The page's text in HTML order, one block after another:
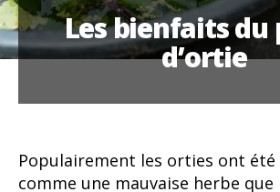
Les bienfaits du
d’ortie
Populairement les orties ont été
comme une mauvaise herbe que